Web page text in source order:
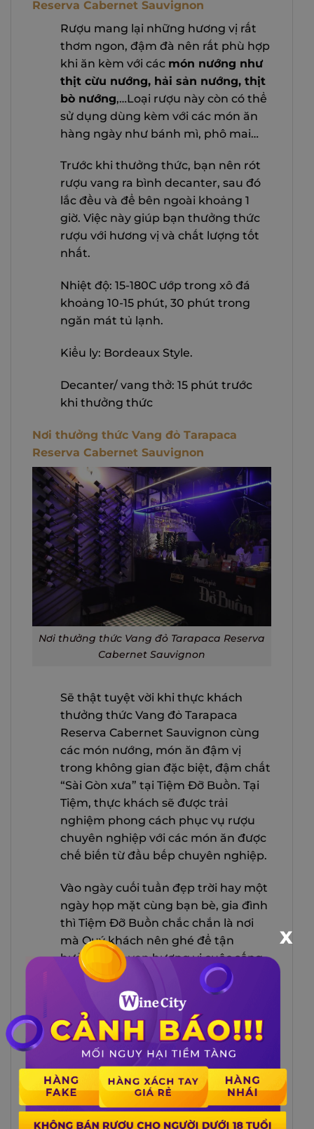
Reserva Cabernet Sauvignon
Rượu mang lại những hương vị rất
thơm ngon, đậm đà nên rất phù hợp
khi ăn kèm với các món nướng như
thịt cừu nướng, hải sản nướng, thịt
bò nướng,…Loại rượu này còn có thể
sử dụng dùng kèm với các món ăn
hàng ngày như bánh mì, phô mai…
Trước khi thưởng thức, bạn nên rót
rượu vang ra bình decanter, sau đó
lắc đều và để bên ngoài khoảng 1
giờ. Việc này giúp bạn thưởng thức
rượu với hương vị và chất lượng tốt
nhất.
Nhiệt độ: 15-180C ướp trong xô đá
khoảng 10-15 phút, 30 phút trong
ngăn mát tủ lạnh.
Kiểu ly: Bordeaux Style.
Decanter/ vang thở: 15 phút trước
khi thưởng thức
Nơi thưởng thức Vang đỏ Tarapaca
Reserva Cabernet Sauvignon
Nơi thưởng thức Vang đỏ Tarapaca Reserva
Cabernet Sauvignon
Sẽ thật tuyệt vời khi thực khách
thưởng thức Vang đỏ Tarapaca
Reserva Cabernet Sauvignon cùng
các món nướng, món ăn đậm vị
trong không gian đặc biệt, đậm chất
“Sài Gòn xưa” tại Tiệm Đỡ Buồn. Tại
Tiệm, thực khách sẽ được trải
nghiệm phong cách phục vụ rượu
chuyên nghiệp với các món ăn được
chế biến từ đầu bếp chuyên nghiệp.
Vào ngày cuối tuần đẹp trời hay một
ngày họp mặt cùng bạn bè, gia đình
thì Tiệm Đỡ Buồn chắc chắn là nơi
mà Quý khách nên ghé để tận
hưởng trọn vẹn hương vị cuộc sống
cũng như hương vị tuyệt hảo của
loại vang đỏ đến từ nhà Tarapaca
này nhé.
Mua Vang đỏ Tarapaca Reserva
Cabernet Sauvignon tại Winecity
Vào những ngày bận rộn hoặc muốn
tặng một chai Vang đỏ Tarapaca
Reserva Cabernet Sauvignon cho
X